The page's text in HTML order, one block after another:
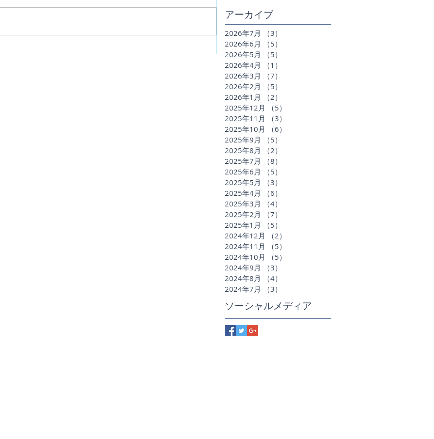
アーカイブ
2026年7月 （3）
2026年6月
（5）
2026年5月
（5）
2026年4月
（1）
2026年3月
（7）
2026年2月
（5）
2026年1月
（2）
2025年12月
（5）
2025年11月
（3）
2025年10月
（6）
2025年9月
（5）
2025年8月
（2）
2025年7月
（8）
2025年6月
（5）
2025年5月
（3）
2025年4月
（6）
2025年3月
（4）
2025年2月
（7）
2025年1月
（5）
2024年12月
（2）
2024年11月
（5）
2024年10月
（5）
2024年9月
（3）
2024年8月
（4）
2024年7月
（3）
ソーシャルメディア